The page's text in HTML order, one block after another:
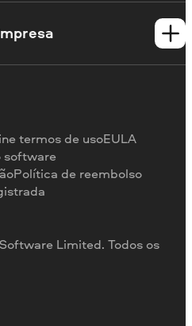
de teste
Limited. Todos os
termos de usoEULA
software
Política de reembolso